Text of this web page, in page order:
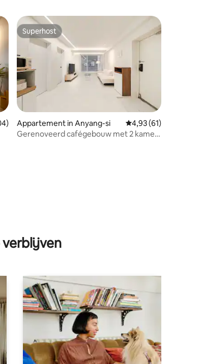
beoordeling van 4,99 op 5, 104 recensies
Superhost
Superhost
Appartement in Anyang-si Gemiddelde
4,93 (61)
Gerenoveerd cafégebouw met 2 kamers